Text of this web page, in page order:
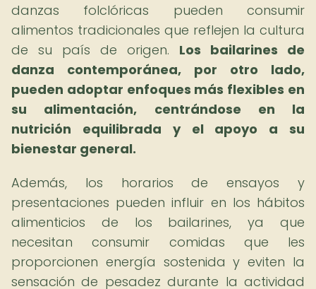
danzas folclóricas pueden consumir
alimentos tradicionales que reflejen la cultura
de su país de origen. Los bailarines de
danza contemporánea, por otro lado,
pueden adoptar enfoques más flexibles en
su alimentación, centrándose en la
nutrición equilibrada y el apoyo a su
bienestar general.
Además, los horarios de ensayos y
presentaciones pueden influir en los hábitos
alimenticios de los bailarines, ya que
necesitan consumir comidas que les
proporcionen energía sostenida y eviten la
sensación de pesadez durante la actividad